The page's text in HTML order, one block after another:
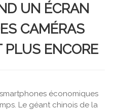
UN ÉCRAN
CAMÉRAS
PLUS ENCORE
économiques
Le géant chinois de la